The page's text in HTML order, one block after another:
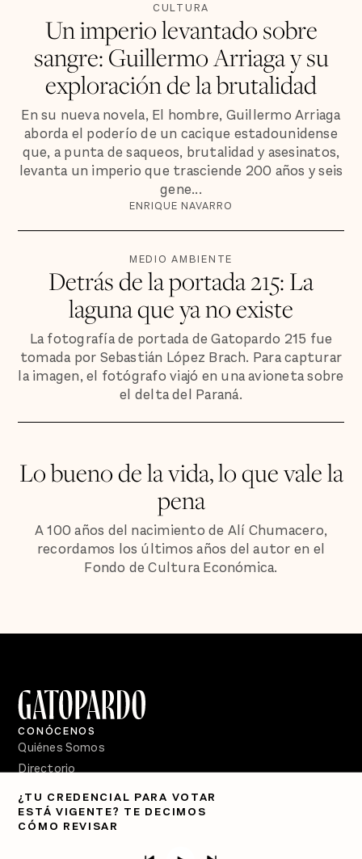
CULTURA
Un imperio levantado sobre
sangre: Guillermo Arriaga y su
exploración de la brutalidad
En su nueva novela, El hombre, Guillermo Arriaga
aborda el poderío de un cacique estadounidense
que, a punta de saqueos, brutalidad y asesinatos,
levanta un imperio que trasciende 200 años y seis
gene...
ENRIQUE NAVARRO
MEDIO AMBIENTE
Detrás de la portada 215: La
laguna que ya no existe
La fotografía de portada de Gatopardo 215 fue
tomada por Sebastián López Brach. Para capturar
la imagen, el fotógrafo viajó en una avioneta sobre
el delta del Paraná.
Lo bueno de la vida, lo que vale la
pena
A 100 años del nacimiento de Alí Chumacero,
recordamos los últimos años del autor en el
Fondo de Cultura Económica.
¿TU CREDENCIAL PARA VOTAR
ESTÁ VIGENTE? TE DECIMOS
CÓMO REVISAR
CONÓCENOS
Quiénes Somos
Directorio
PÓDCASTS
Semanario Gatopardo